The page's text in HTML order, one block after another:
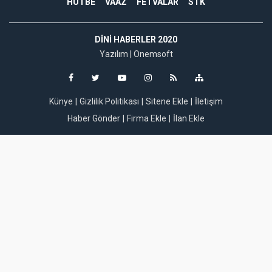
DINI HABERLER 2020
Yazılım | Onemsoft
Künye Gizlilik Politikası Sitene Ekle
İletişim
Haber Gönder
Firma Ekle İlan Ekle